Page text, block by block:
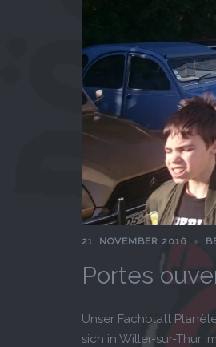
21. NOVEMBER 2016
Portes
Unser Fachblatt
sich in Willer-sur-Thur